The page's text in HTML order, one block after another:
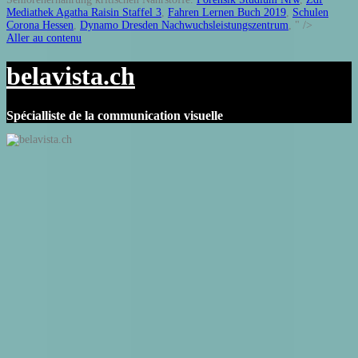
Mediathek Agatha Raisin Staffel 3, Fahren Lernen Buch 2019, Schulen
Corona Hessen, Dynamo Dresden Nachwuchsleistungszentrum, " />
Aller au contenu
belavista.ch
Spécialliste de la communication visuelle